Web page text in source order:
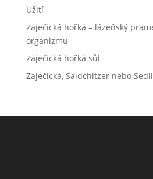
Užití
Zaječická hořká – lázeňský
organizmu
Zaječická hořká sůl
Zaječická, Saidchitzer nebo